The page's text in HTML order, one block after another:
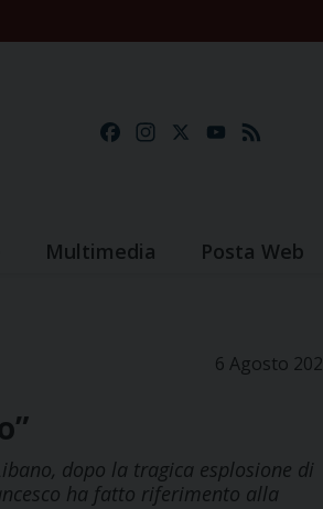
FacebookInstagramYouTube
Multimedia Posta Web
6 Agosto
dopo la tragica esplosione di
ha fatto riferimento alla